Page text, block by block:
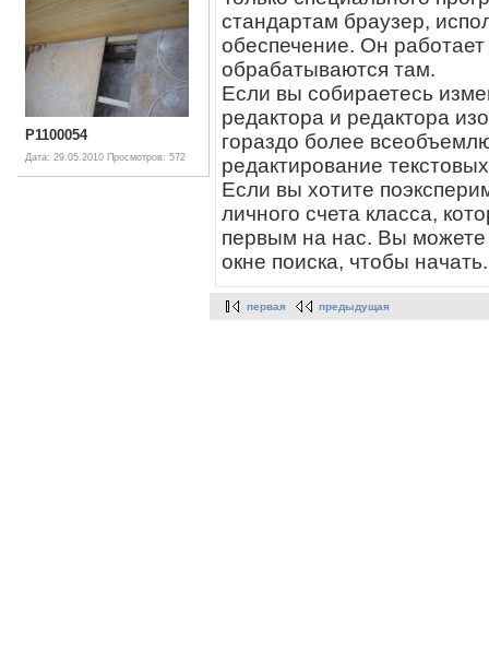
P1100054
Дата: 29.05.2010 Просмотров: 572
стандартам браузер,
обеспечение. Он
обрабатываются там.
Если вы собираетесь
редактора и редактора
гораздо более
редактирование
Если вы хотите
личного счета класса,
первым на нас. Вы можете
окне поиска, чтобы начать.
первая предыдущая